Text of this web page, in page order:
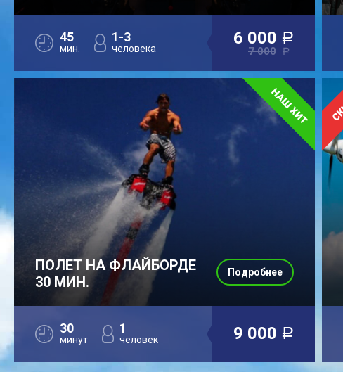
45
мин.
1-3
человека
6 000 a
7 000 a
ПОЛЕТ НА ФЛАЙБОРДЕ
30 МИН.
30
минут
1
человек 9 000 a
Подробнее